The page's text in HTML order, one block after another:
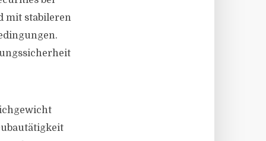
mit stabileren